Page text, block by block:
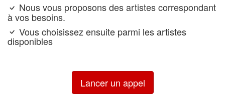
Nous vous proposons des artistes correspondant
à vos besoins.
Vous choisissez ensuite parmi les artistes
disponibles
Lancer un appel